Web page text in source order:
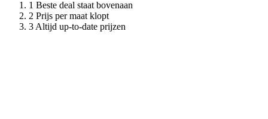
Beste deal staat bovenaan
Prijs per maat klopt
Altijd up-to-date prijzen